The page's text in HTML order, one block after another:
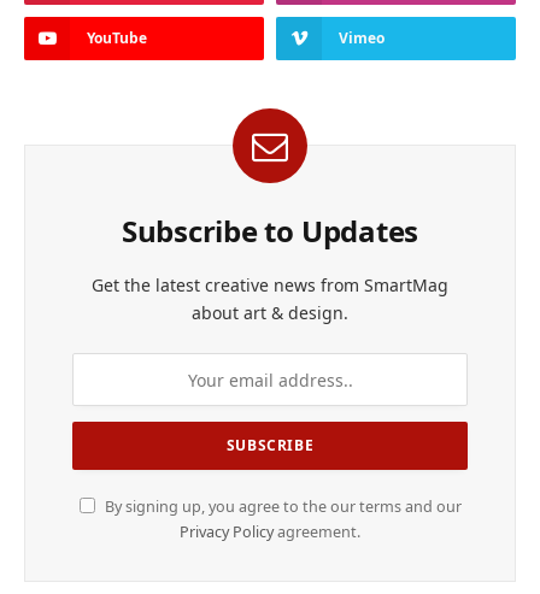
YouTube Vimeo
Subscribe to Updates
Get the latest creative news from SmartMag
about art & design.
By signing up, you agree to the our terms and our
Privacy Policyagreement.